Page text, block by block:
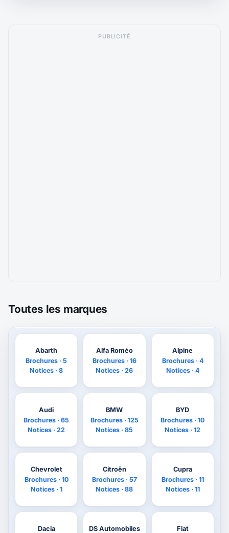
PUBLICITÉ
Toutes les marques
Abarth
Brochures · 5
Notices · 8
Alfa Roméo
Brochures · 16
Notices · 26
Alpine
Brochures · 4
Notices · 4
Audi
Brochures · 65
Notices · 22
BMW
Brochures · 125
Notices · 85
BYD
Brochures · 10
Notices · 12
Chevrolet
Brochures · 10
Notices · 1
Citroën
Brochures · 57
Notices · 88
Cupra
Brochures · 11
Notices · 11
Dacia
DS Automobiles
Fiat